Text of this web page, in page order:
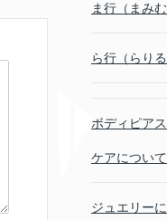
ま行（まみむ
ら行（らりる
ボディピア
ケアについて
ジュエリー